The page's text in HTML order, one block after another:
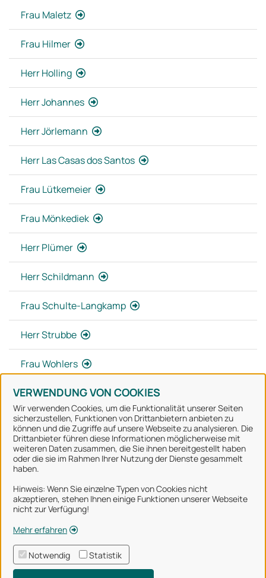
VERWENDUNG VON COOKIES
Wir verwenden Cookies, um die Funktionalität unserer Seiten
sicherzustellen, Funktionen von Drittanbietern anbieten zu
können und die Zugriffe auf unsere Webseite zu analysieren. Die
Drittanbieter führen diese Informationen möglicherweise mit
weiteren Daten zusammen, die Sie ihnen bereitgestellt haben
oder die sie im Rahmen Ihrer Nutzung der Dienste gesammelt
haben.
Hinweis: Wenn Sie einzelne Typen von Cookies nicht
akzeptieren, stehen Ihnen einige Funktionen unserer Webseite
nicht zur Verfügung!
Mehr erfahren
Notwendig Statistik
Frau Maletz
Frau Hilmer
Herr Holling
Herr Johannes
Herr Jörlemann
Herr Las Casas dos Santos
Frau Lütkemeier
Frau Mönkediek
Herr Plümer
Herr Schildmann
Frau Schulte-Langkamp
Herr Strubbe
Frau Wohlers
Stadt Osnabrück
Alle Rechte vorbehalten
Über uns
Impressum
Datenschutzerklärung